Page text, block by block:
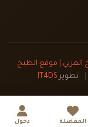
| موقع الطبخ
تطوير IT4DS
المفضلة دخول